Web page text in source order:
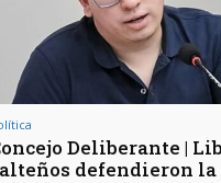
Deliberante |
defendieron la